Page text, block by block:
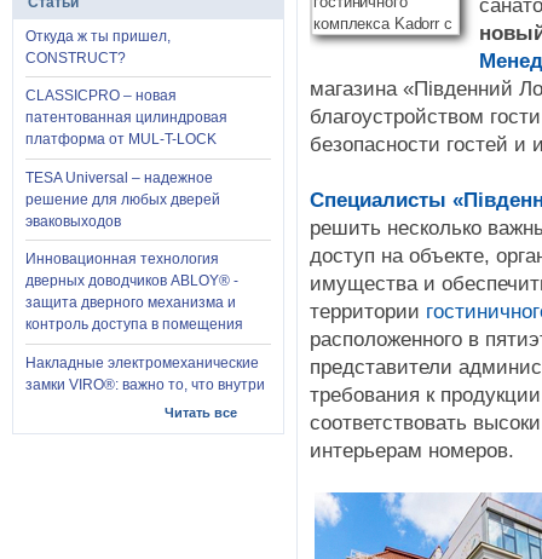
магазина «Південний
благоустройством
безопасности гостей и
Специалисты
решить несколько
доступ на объекте,
имущества и
территории
расположенного в
представители
требования к
соответствовать
интерьерам номеров.
Откуда ж ты пришел,
CONSTRUCT?
CLASSICPRO – новая
патентованная цилиндровая
платформа от MUL-T-LOCK
TESA Universal – надежное
решение для любых дверей
эваковыходов
Инновационная технология
дверных доводчиков ABLOY® -
защита дверного механизма и
контроль доступа в помещения
Накладные электромеханические
замки VIRO®: важно то, что внутри
Читать все